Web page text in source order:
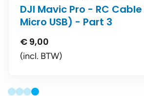
DJI Mavic Pro - RC
Micro USB) - Part 3
€ 9,00
(incl. BTW)